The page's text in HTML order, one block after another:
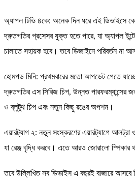
অ্যাপল টিভি ৪কে: অনেক দিন ধরে এই
দ্রুতগতির প্রসেসর যুক্ত হতে পারে, যা অ্যাপল
চালাতে সহায়ক হবে। তবে ডিজাইনে পরিবর্তন না
হোমপড মিনি: প্রথমবারের মতো আপডেট পেতে
দ্রুতগতির এস সিরিজ চিপ, উন্নত পারফরম্যান্সের
ও ব্লুটুথ চিপ এবং নতুন কিছু রঙের অপশন।
এয়ারট্যাগ ২: নতুন সংস্করণের এয়ারট্যাগে আলট্রা
যা রেঞ্জ বৃদ্ধি করবে। এতে আরও জোরালো স্পিকার
তবে উল্লিখিত সব ডিভাইস এ বছরই বাজারে আসবে